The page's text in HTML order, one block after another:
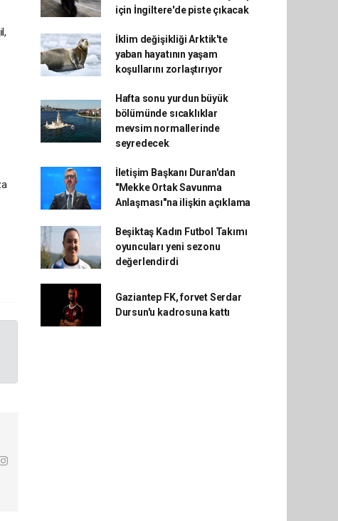
için İngiltere'de piste çıkacak
İklim değişikliği Arktik'te
yaban hayatının yaşam
koşullarını zorlaştırıyor
Hafta sonu yurdun büyük
bölümünde sıcaklıklar
mevsim normallerinde
seyredecek
İletişim Başkanı Duran'dan
"Mekke Ortak Savunma
Anlaşması"na ilişkin açıklama
Beşiktaş Kadın Futbol Takımı
oyuncuları yeni sezonu
değerlendirdi
Gaziantep FK, forvet Serdar
Dursun'u kadrosuna kattı